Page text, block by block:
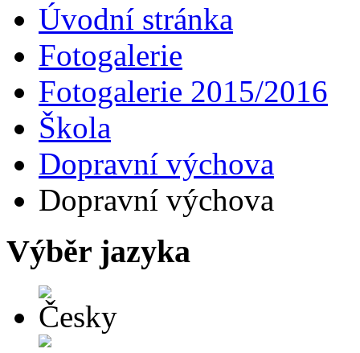
Úvodní stránka
Fotogalerie
Fotogalerie 2015/2016
Škola
Dopravní výchova
Dopravní výchova
Výběr jazyka